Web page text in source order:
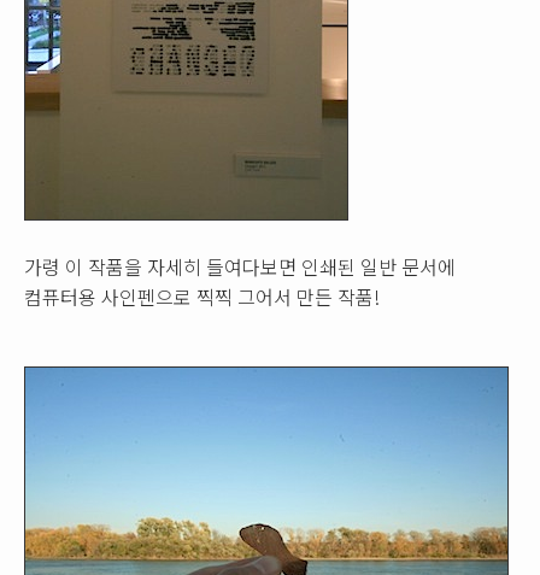
가령 이 작품을 자세히 들여다보면 인쇄된 일반 문서에
컴퓨터용 사인펜으로 찍찍 그어서 만든 작품!